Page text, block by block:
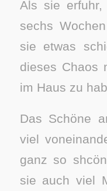
Als sie
sechs
sie etwas
dieses Chaos
im Haus zu
Das Schöne
viel
ganz so
sie auch viel